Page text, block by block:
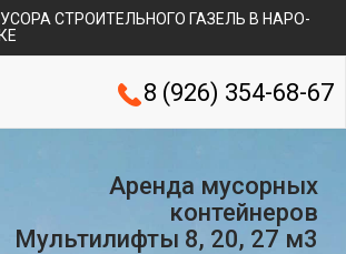
СТРОИТЕЛЬНОГО ГАЗЕЛЬ В НАРО-
8 (926) 354-68-67
Аренда мусорных
контейнеров
Мультилифты 8, 20, 27 м3